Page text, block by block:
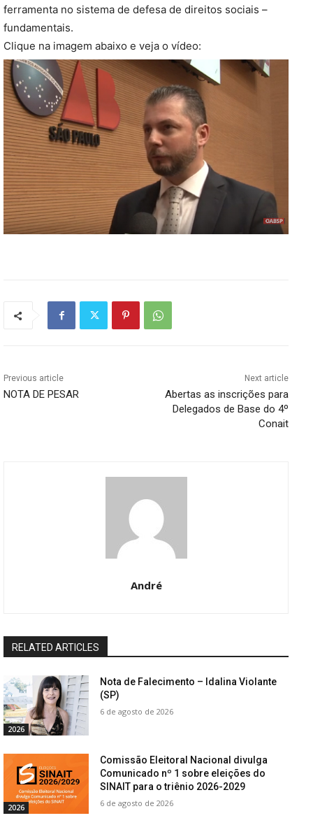
ferramenta no sistema de defesa de direitos sociais –
fundamentais.
Clique na imagem abaixo e veja o vídeo:
Previous article
NOTA DE PESAR
Next article
Abertas as inscrições para
Delegados de Base do 4º
Conait
André
RELATED ARTICLES
2026
Nota de Falecimento – Idalina Violante
(SP)
6 de agosto de 2026
2026
Comissão Eleitoral Nacional divulga
Comunicado nº 1 sobre eleições do
SINAIT para o triênio 2026-2029
6 de agosto de 2026